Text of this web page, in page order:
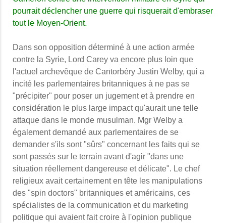
pourrait déclencher une guerre qui risquerait d'embraser
tout le Moyen-Orient.
Dans son opposition déterminé à une action armée
contre la Syrie, Lord Carey va encore plus loin que
l'actuel archevêque de Cantorbéry Justin Welby, qui a
incité les parlementaires britanniques à ne pas se
"précipiter" pour poser un jugement et à prendre en
considération le plus large impact qu'aurait une telle
attaque dans le monde musulman. Mgr Welby a
également demandé aux parlementaires de se
demander s'ils sont "sûrs" concernant les faits qui se
sont passés sur le terrain avant d'agir "dans une
situation réellement dangereuse et délicate". Le chef
religieux avait certainement en tête les manipulations
des "spin doctors" britanniques et américains, ces
spécialistes de la communication et du marketing
politique qui avaient fait croire à l'opinion publique